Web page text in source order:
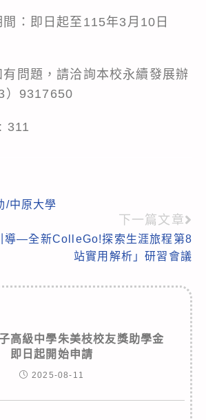
間：即日起至115年3月10日
有問題，請洽詢本校永續發展辦
）9317650
311
/中原大學
下一篇文章
導—全新ColleGo!探索生涯旅程第8
站實用解析」研習會議
高級中學朱美枝校友獎助學金
即日起開始申請
2025-08-11